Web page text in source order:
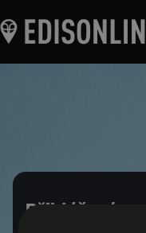
Přihlášení